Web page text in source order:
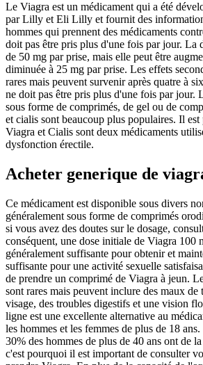
Le Viagra est un médicament qui a été
par Lilly et Eli Lilly et fournit des
hommes qui prennent des médicaments
doit pas être pris plus d'une fois par jour. La
de 50 mg par prise, mais elle peut être
diminuée à 25 mg par prise. Les effets
rares mais peuvent survenir après quatre à
ne doit pas être pris plus d'une fois par jour.
sous forme de comprimés, de gel ou de
et cialis sont beaucoup plus populaires. Il
Viagra et Cialis sont deux médicaments
dysfonction érectile.
Acheter generique de
Ce médicament est disponible sous divers
généralement sous forme de comprimés
si vous avez des doutes sur le dosage,
conséquent, une dose initiale de Viagra 100
généralement suffisante pour obtenir et
suffisante pour une activité sexuelle
de prendre un comprimé de Viagra à jeun.
sont rares mais peuvent inclure des maux de
visage, des troubles digestifs et une vision
ligne est une excellente alternative au
les hommes et les femmes de plus de 18
30% des hommes de plus de 40 ans ont de
c'est pourquoi il est important de consulter